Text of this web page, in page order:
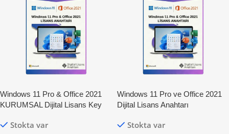
Windows 11 Pro & Office 2021
KURUMSAL Dijital Lisans Key
Stokta var
Windows 11 Pro ve Office 2021
Dijital Lisans Anahtarı
Stokta var